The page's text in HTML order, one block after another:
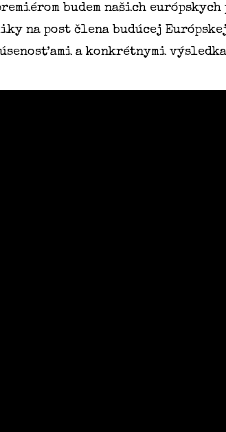
budem našich
na post člena budúcej
a konkrétnymi